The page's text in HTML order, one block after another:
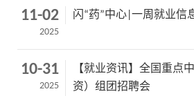
11-02
2025
闪“药”中心|一周就业信
10-31
2025
【就业资讯】全国重点
资）组团招聘会